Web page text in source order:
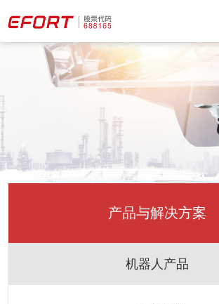
产品与解决方案
机器人产品